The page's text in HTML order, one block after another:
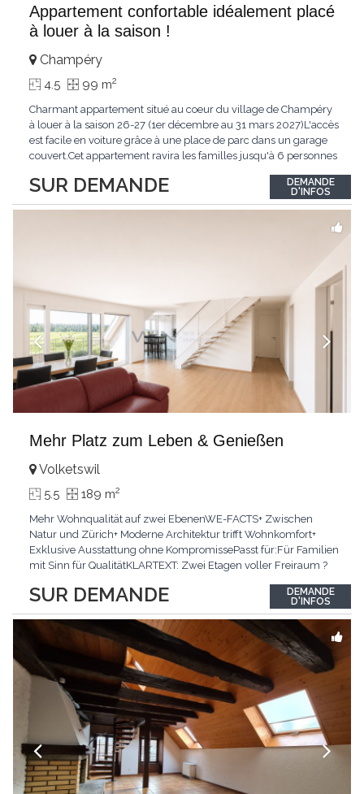
Appartement confortable idéalement placé
à louer à la saison !
SUR DEMANDE
Champéry
4.5 99 m2
Charmant appartement situé au coeur du village de Champéry
à louer à la saison 26-27 (1er décembre au 31 mars 2027)L'accès
est facile en voiture grâce à une place de parc dans un garage
couvert.Cet appartement ravira les familles jusqu'à 6 personnes
De plus, le logement offre une vue imprenable sur les Dents-
du-Midi et les montagnes...
DEMANDE
D'INFOS
Mehr Platz zum Leben & Genießen
SUR DEMANDE
Volketswil
5.5 189 m2
Mehr Wohnqualität auf zwei EbenenWE-FACTS+ Zwischen
Natur und Zürich+ Moderne Architektur trifft Wohnkomfort+
Exklusive Ausstattung ohne KompromissePasst für:Für Familien
mit Sinn für QualitätKLARTEXT: Zwei Etagen voller Freiraum ?
anrufen: +41 76 651 22 73
DEMANDE
D'INFOS